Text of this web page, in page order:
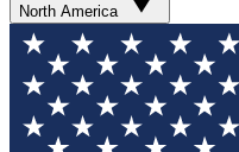
North America